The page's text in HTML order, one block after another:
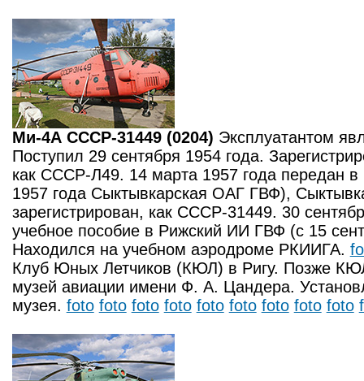
Ми-4А СССР-31449 (0204) Эксплуатантом
Поступил 29 сентября 1954 года.
как СССР-Л49. 14 марта 1957 года передан
1957 года Сыктывкарская ОАГ ГВФ),
зарегистрирован, как СССР-31449. 30
учебное пособие в Рижский ИИ ГВФ (с 15
Находился на учебном аэродроме РКИИГА.
Клуб Юных Летчиков (КЮЛ) в Ригу. Позже
музей авиации имени Ф. А. Цандера.
музея. foto foto foto foto foto foto foto foto foto